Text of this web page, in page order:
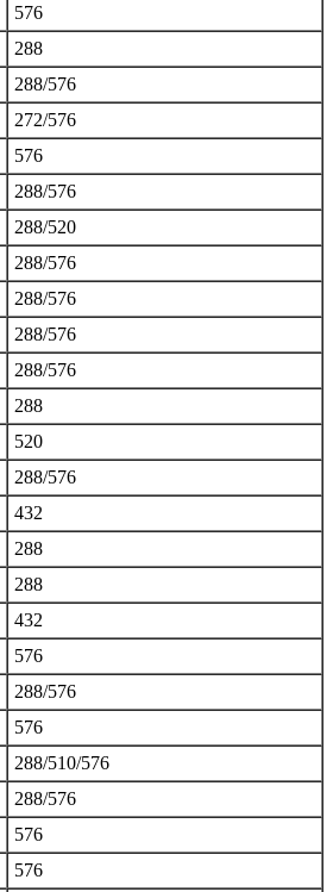
576
288
288/576
272/576
576
288/576
288/520
288/576
288/576
288/576
288/576
288
520
288/576
432
288
288
432
576
288/576
576
288/510/576
288/576
576
576